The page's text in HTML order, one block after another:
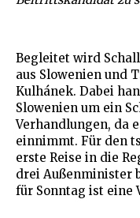
Begleitet wird
aus Slowenien und
Kulhánek. Dabei
Slowenien um ein
Verhandlungen, da
einnimmt. Für den
erste Reise in die
drei Außenminister
für Sonntag ist eine